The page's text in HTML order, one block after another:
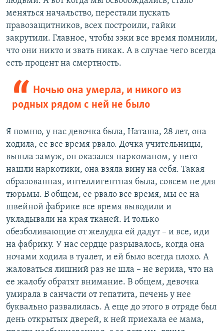
меняться начальство, перестали пускать
правозащитников, всех построили, гайки
закрутили. Главное, чтобы зэки все время помнили,
что они никто и звать никак. А в случае чего всегда
есть процент на смертность.
Ночью она умерла, и никого из
родных рядом с ней не было
Я помню, у нас девочка была, Наташа, 28 лет, она
ходила, ее все время рвало. Дочка учительницы,
вышла замуж, он оказался наркоманом, у него
нашли наркотики, она взяла вину на себя. Такая
образованная, интеллигентная была, совсем не для
тюрьмы. В общем, ее рвало все время, мы ее на
швейной фабрике все время выводили и
укладывали на края тканей. И только
обезболивающие от желудка ей дадут – и все, иди
на фабрику. У нас сердце разрывалось, когда она
ночами ходила в туалет, и ей было всегда плохо. А
жаловаться лишний раз не шла – не верила, что на
ее жалобу обратят внимание. В общем, девочка
умирала в санчасти от гепатита, печень у нее
буквально развалилась. А еще до этого в отряде был
день открытых дверей, к ней приехала ее мама,